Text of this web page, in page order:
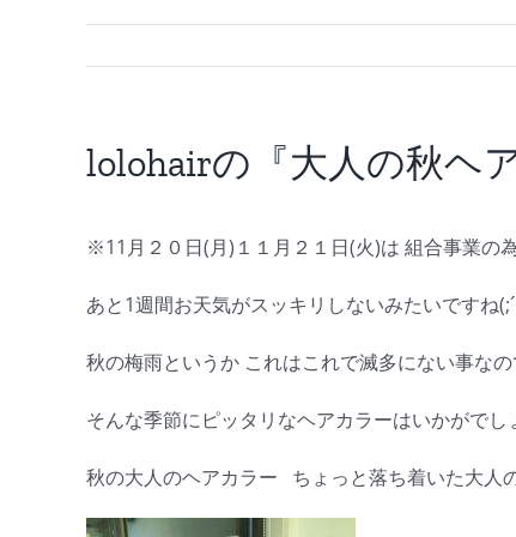
lolohairの『大人の秋ヘ
※11月２０日(月)１１月２１日(火)は 組合事業の
あと1週間お天気がスッキリしないみたいですね
秋の梅雨というか これはこれで滅多にない事な
そんな季節にピッタリなヘアカラーはいかがでし
秋の大人のヘアカラー ちょっと落ち着いた大人